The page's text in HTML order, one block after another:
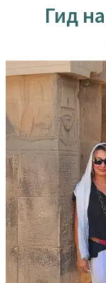
Гид